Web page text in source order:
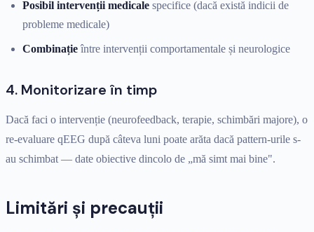
Posibil intervenții medicale specifice (dacă există indicii de
probleme medicale)
Combinațieîntre intervenții comportamentale și neurologice
4. Monitorizare în timp
Dacă faci o intervenție (neurofeedback, terapie, schimbări majore), o
re-evaluare qEEG după câteva luni poate arăta dacă pattern-urile s-
au schimbat — date obiective dincolo de „mă simt mai bine".
Limitări și precauții